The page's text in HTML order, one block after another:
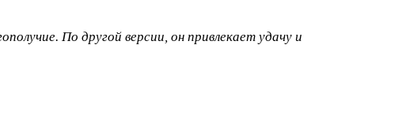
По другой версии, он привлекает удачу и